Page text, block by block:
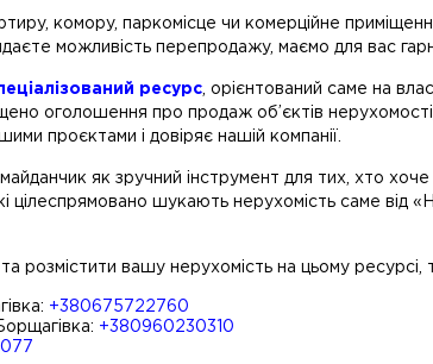
комору, паркомісце чи комерційне
можливість перепродажу, маємо для вас
ресурс , орієнтований саме на
оголошення про продаж об’єктів
проєктами і довіряє нашій компанії.
як зручний інструмент для тих, хто
цілеспрямовано шукають нерухомість саме від
розмістити вашу нерухомість на цьому ресурсі,
+380675722760
+380960230310